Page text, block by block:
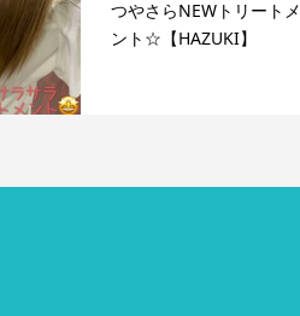
つやさらNEWトリートメ
ント☆【HAZUKI】